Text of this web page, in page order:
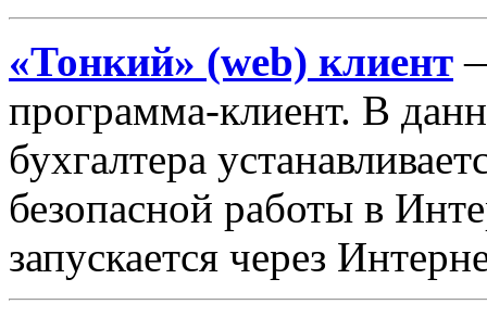
«Тонкий» (web) клиент
программа-клиент. В
бухгалтера
безопасной работы в
запускается через